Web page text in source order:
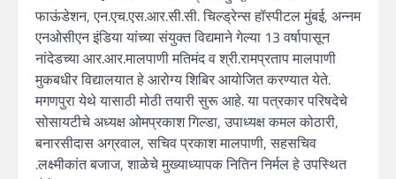
फाऊंडेशन, एन.एच.एस.आर.सी.सी. चिल्ड्रेन्स हॉस्पीटल मुंबई, अन्नम
एनओसीएन इंडिया यांच्या संयुक्त विद्यमाने गेल्या 13 वर्षापासून
नांदेडच्या आर.आर.मालपाणी मतिमंद व श्री.रामप्रताप मालपाणी
मुकबधीर विद्यालयात हे आरोग्य शिबिर आयोजित करण्यात येते.
मगणपुरा येथे यासाठी मोठी तयारी सुरू आहे. या पत्रकार परिषदेचे
सोसायटीचे अध्यक्ष ओमप्रकाश गिल्डा, उपाध्यक्ष कमल कोठारी,
बनारसीदास अग्रवाल, सचिव प्रकाश मालपाणी, सहसचिव
.लक्ष्मीकांत बजाज, शाळेचे मुख्याध्यापक नितिन निर्मल हे उपस्थित